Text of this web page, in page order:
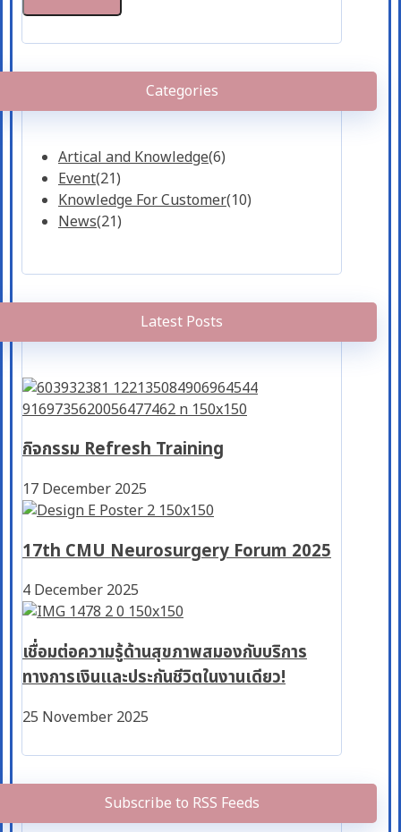
Categories
Artical and Knowledge(6)
Event(21)
Knowledge For Customer(10)
News(21)
Latest Posts
กิจกรรม Refresh Training
17 December 2025
17th CMU Neurosurgery Forum 2025
4 December 2025
เชื่อมต่อความรู้ด้านสุขภาพสมองกับบริการ
ทางการเงินและประกันชีวิตในงานเดียว!
25 November 2025
Subscribe to RSS Feeds